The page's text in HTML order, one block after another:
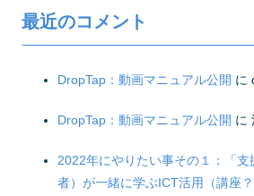
最近のコメント
DropTap：動画マニュアル公開 に
DropTap：動画マニュアル公開 に
2022年にやりたい事その１：「
者）が一緒に学ぶICT活用（講座？